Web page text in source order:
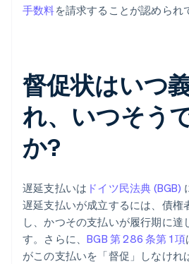
手数料を請求することが認められ
督促状はいつ
れ、いつそう
か?
遅延支払いは ドイツ民法典 (BGB)
遅延支払いが成立するには、債権
し、かつその支払いが履行期に達
す。さらに、BGB 第 286 条第 1 項
がこの支払いを「督促」しなけれ